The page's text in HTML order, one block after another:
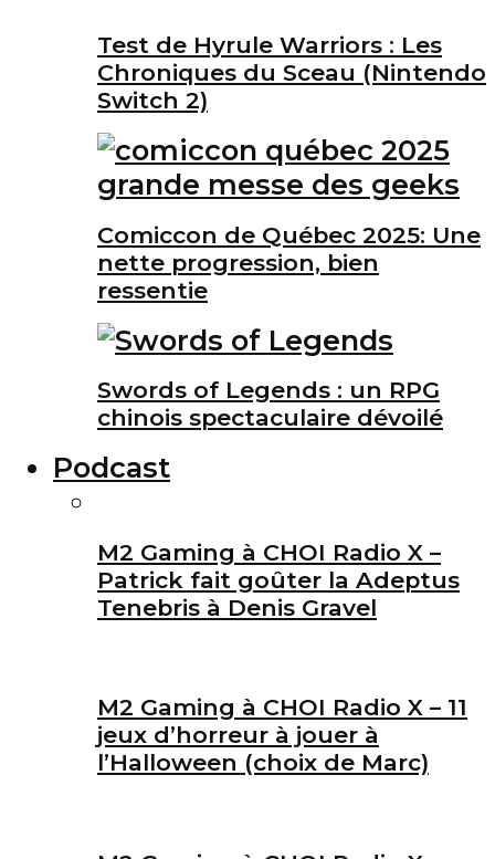
Test de Hyrule Warriors : Les
Chroniques du Sceau (Nintendo
Switch 2)
Comiccon de Québec 2025: Une
nette progression, bien
ressentie
Swords of Legends : un RPG
chinois spectaculaire dévoilé
Podcast
M2 Gaming à CHOI Radio X –
Patrick fait goûter la Adeptus
Tenebris à Denis Gravel
M2 Gaming à CHOI Radio X – 11
jeux d’horreur à jouer à
l’Halloween (choix de Marc)